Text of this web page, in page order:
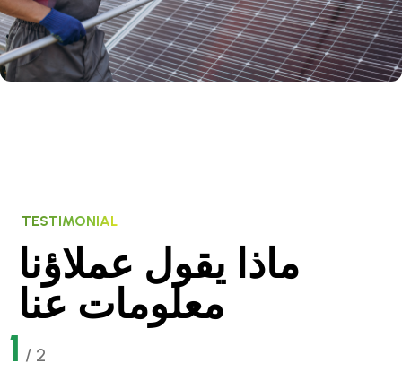
TESTIMONIAL
ماذا يقول عملاؤنا
معلومات عنا
1 / 2